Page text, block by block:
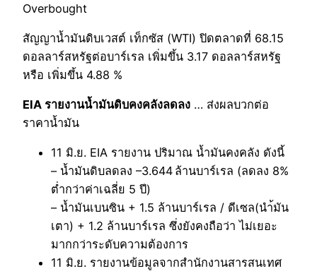
Overbought
สัญญาน้ำมันดิบเวสต์ เท็กซัส (WTI) ปิดตลาดที่ 68.15
ดอลลาร์สหรัฐต่อบาร์เรล เพิ่มขึ้น 3.17 ดอลลาร์สหรัฐ
หรือ เพิ่มขึ้น 4.88 %
EIA รายงานน้ำมันดิบคงคลังลดลง … ส่งผลบวกต่อ
ราคาน้ำมัน
11 มิ.ย. EIA รายงาน ปริมาณ น้ำมันคงคลัง ดังนี้
– น้ำมันดิบลดลง –3.644 ล้านบาร์เรล (ลดลง 8%
ต่ำกว่าค่าเฉลี่ย 5 ปี)
– น้ำมันเบนซิน + 1.5 ล้านบาร์เรล / ดีเซล(นำ้มัน
เตา) + 1.2 ล้านบาร์เรล ซึ่งยังคงถือว่า ไม่เยอะ
มากกว่าระดับความต้องการ
11 มิ.ย. รายงานข้อมูลจากสำนักงานสารสนเทศ